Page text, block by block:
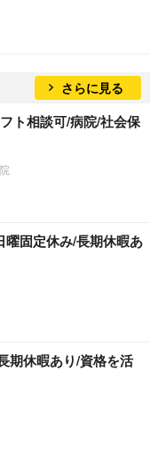
さらに見る
ト相談可/病院/社会保
固定休み/長期休暇あ
期休暇あり/資格を活